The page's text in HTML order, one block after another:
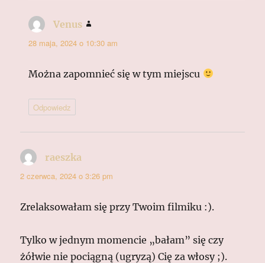
Venus
28 maja, 2024 o 10:30 am
Można zapomnieć się w tym miejscu
Odpowiedz
raeszka
2 czerwca, 2024 o 3:26 pm
Zrelaksowałam się przy Twoim filmiku :).
Tylko w jednym momencie „bałam” się czy
żółwie nie pociągną (ugryzą) Cię za włosy ;).